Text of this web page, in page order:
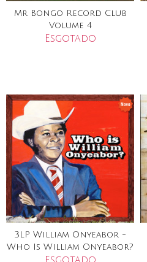
Mr Bongo Record Club
Volume 4
Esgotado
3LP William Onyeabor -
Who Is William Onyeabor?